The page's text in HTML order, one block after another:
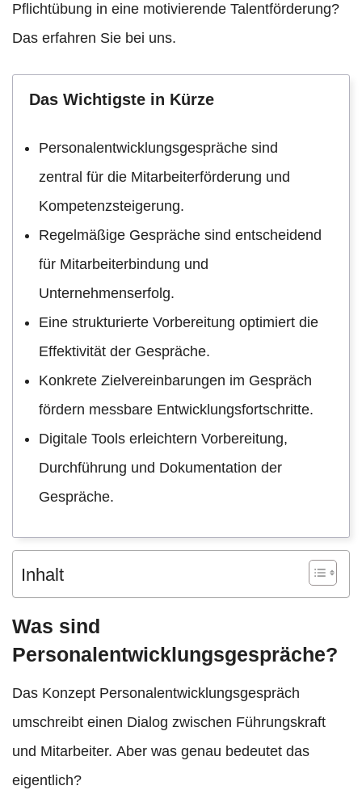
Pflichtübung in eine motivierende Talentförderung?
Das erfahren Sie bei uns.
Das Wichtigste in Kürze
Personalentwicklungsgespräche sind
zentral für die Mitarbeiterförderung und
Kompetenzsteigerung.
Regelmäßige Gespräche sind entscheidend
für Mitarbeiterbindung und
Unternehmenserfolg.
Eine strukturierte Vorbereitung optimiert die
Effektivität der Gespräche.
Konkrete Zielvereinbarungen im Gespräch
fördern messbare Entwicklungsfortschritte.
Digitale Tools erleichtern Vorbereitung,
Durchführung und Dokumentation der
Gespräche.
Inhalt
Was sind
Personalentwicklungsgespräche?
Das Konzept Personalentwicklungsgespräch
umschreibt einen Dialog zwischen Führungskraft
und Mitarbeiter. Aber was genau bedeutet das
eigentlich?